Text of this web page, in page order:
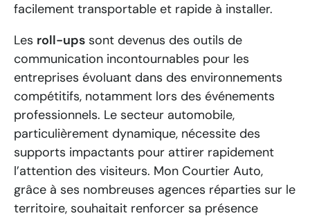
facilement transportable et rapide à installer.
Les roll-ups sont devenus des outils de
communication incontournables pour les
entreprises évoluant dans des environnements
compétitifs, notamment lors des événements
professionnels. Le secteur automobile,
particulièrement dynamique, nécessite des
supports impactants pour attirer rapidement
l’attention des visiteurs. Mon Courtier Auto,
grâce à ses nombreuses agences réparties sur le
territoire, souhaitait renforcer sa présence